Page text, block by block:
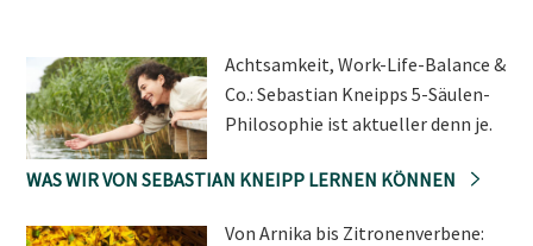
Achtsamkeit, Work-Life-Balance &
Co.: Sebastian Kneipps 5-Säulen-
Philosophie ist aktueller denn je.
WAS WIR VON SEBASTIAN KNEIPP LERNEN KÖNNEN
Von Arnika bis Zitronenverbene: